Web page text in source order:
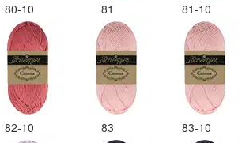
80-10 81 81-10
82-10 83 83-10